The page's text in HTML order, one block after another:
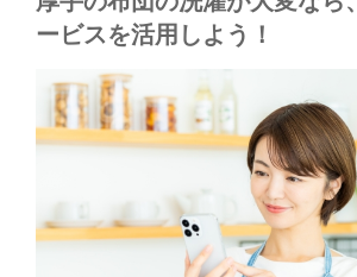
ービスを活用しよう！